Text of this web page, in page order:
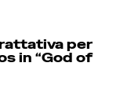
per
in “God of